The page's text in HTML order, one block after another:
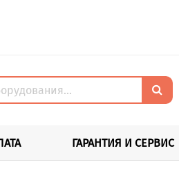
ГАРАНТИЯ И СЕРВИС